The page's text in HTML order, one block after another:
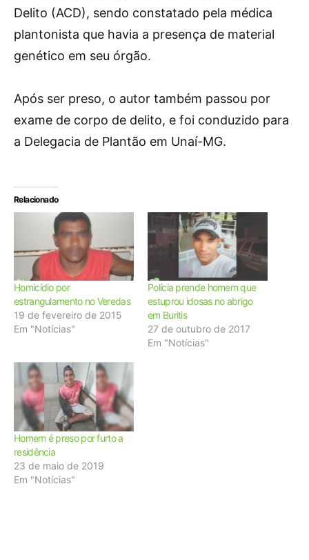
Delito (ACD), sendo constatado pela médica
plantonista que havia a presença de material
genético em seu órgão.
Após ser preso, o autor também passou por
exame de corpo de delito, e foi conduzido para
a Delegacia de Plantão em Unaí-MG.
Relacionado
Homicídio por
estrangulamento no Veredas
19 de fevereiro de 2015
Em "Notícias"
Polícia prende homem que
estuprou idosas no abrigo
em Buritis
27 de outubro de 2017
Em "Notícias"
Homem é preso por furto a
residência
23 de maio de 2019
Em "Notícias"